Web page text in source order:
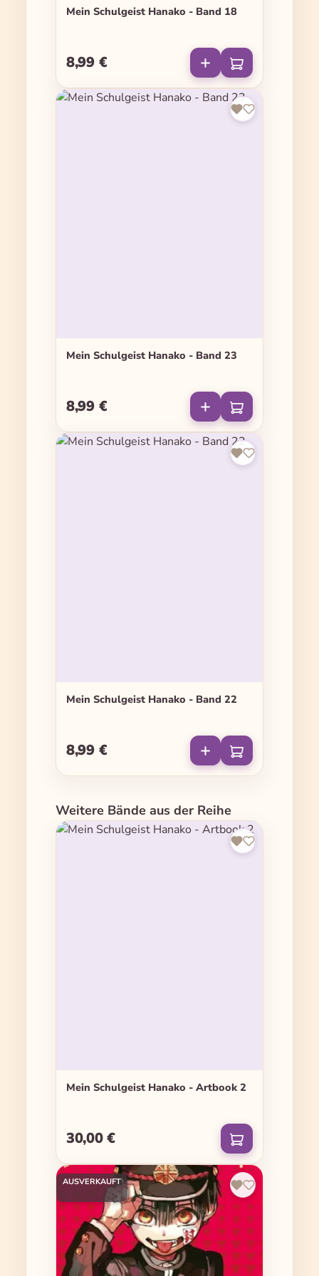
Mein Schulgeist Hanako - Band 18
Regulärer Preis:
8,99 €
Mein Schulgeist Hanako - Band 23
Regulärer Preis:
8,99 €
Mein Schulgeist Hanako - Band 22
Regulärer Preis:
8,99 €
Produktgalerie überspringen
Weitere Bände aus der Reihe
Mein Schulgeist Hanako - Artbook 2
Regulärer Preis:
30,00 €
AUSVERKAUFT